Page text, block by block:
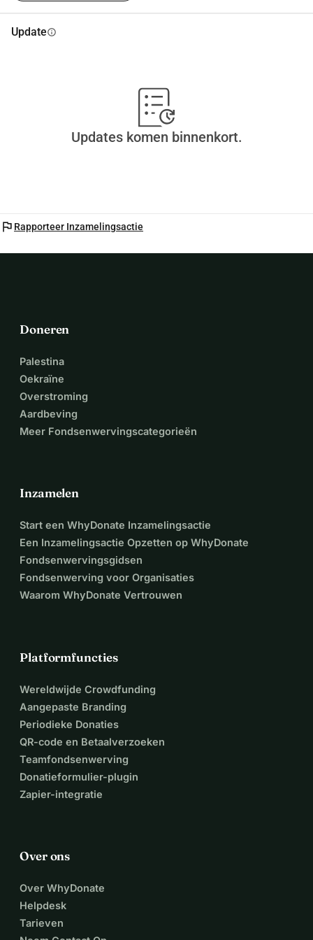
Updateinfo
Updates komen binnenkort.
flag Rapporteer Inzamelingsactie
Doneren
Palestina
Oekraïne
Overstroming
Aardbeving
Meer Fondsenwervingscategorieën
Inzamelen
Start een WhyDonate Inzamelingsactie
Een Inzamelingsactie Opzetten op WhyDonate
Fondsenwervingsgidsen
Fondsenwerving voor Organisaties
Waarom WhyDonate Vertrouwen
Platformfuncties
Wereldwijde Crowdfunding
Aangepaste Branding
Periodieke Donaties
QR-code en Betaalverzoeken
Teamfondsenwerving
Donatieformulier-plugin
Zapier-integratie
Over ons
Over WhyDonate
Helpdesk
Tarieven